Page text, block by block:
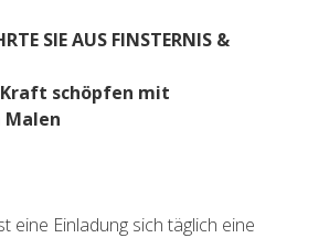
SIE AUS FINSTERNIS &
schöpfen mit
eine Einladung sich täglich eine